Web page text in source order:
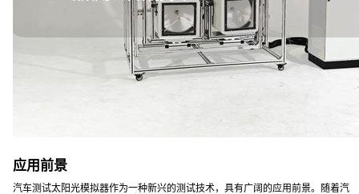
应用前景
汽车测试太阳光模拟器作为一种新兴的测试技术，具有广阔的应用前景。随着汽